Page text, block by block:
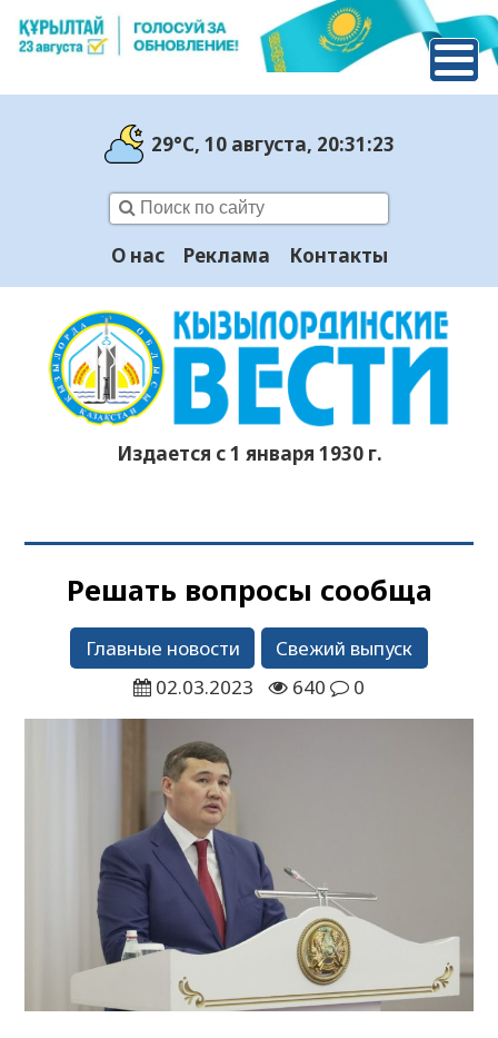
29°C, 10 августа, 20:31:24
О нас Реклама Контакты
Издается с 1 января 1930 г.
Решать вопросы сообща
Главные новости
Свежий выпуск
02.03.2023
640 0